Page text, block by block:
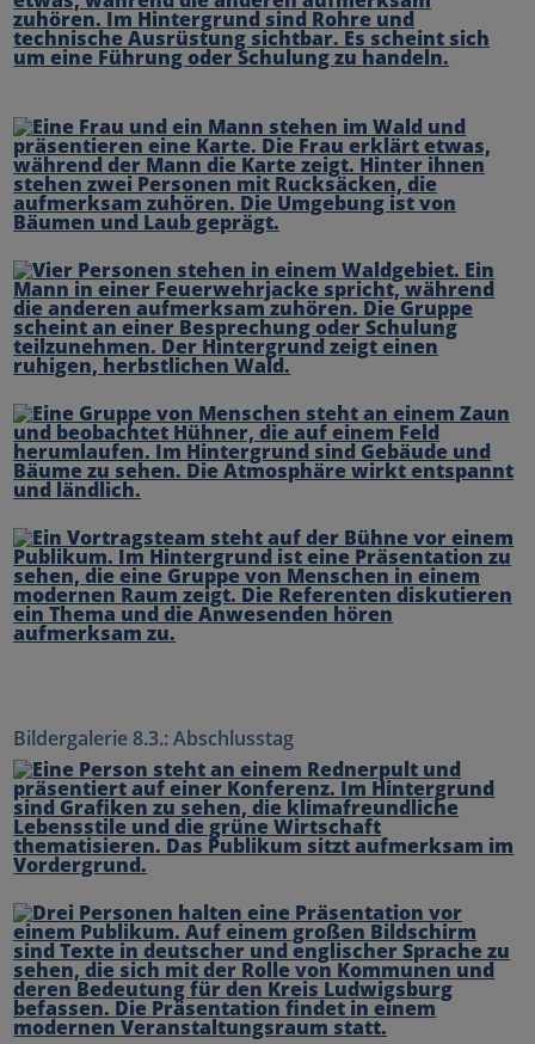
Bildergalerie 8.3.: Abschlusstag